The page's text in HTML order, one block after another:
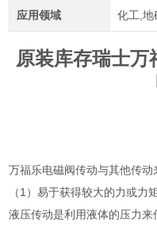
应用领域 化工,地
原装库存瑞士万
万福乐电磁阀传动与其他传动
（1）易于获得较大的力或力
液压传动是利用液体的压力